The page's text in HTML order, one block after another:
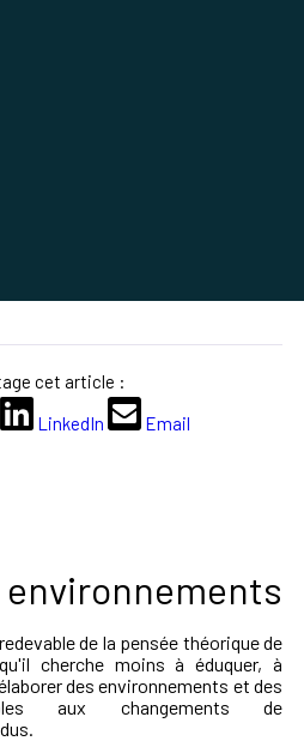
environnements
de la pensée théorique de
cherche moins à éduquer, à
des environnements et des
aux changements de
cet article :
LinkedIn Email